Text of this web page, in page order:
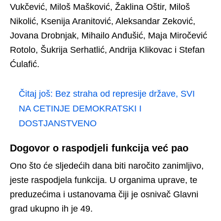
Vukčević, Miloš Mašković, Žaklina Oštir, Miloš
Nikolić, Ksenija Aranitović, Aleksandar Zeković,
Jovana Drobnjak, Mihailo Anđušić, Maja Miročević
Rotolo, Šukrija Serhatlić, Andrija Klikovac i Stefan
Ćulafić.
Čitaj još: Bez straha od represije države, SVI
NA CETINJE DEMOKRATSKI I
DOSTJANSTVENO
Dogovor o raspodjeli funkcija već pao
Ono što će sljedećih dana biti naročito zanimljivo,
jeste raspodjela funkcija. U organima uprave, te
preduzećima i ustanovama čiji je osnivač Glavni
grad ukupno ih je 49.